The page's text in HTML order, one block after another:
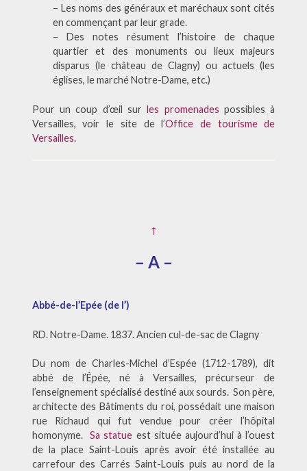
– Les noms des généraux et maréchaux sont cités
en commençant par leur grade.
– Des notes résument l’histoire de chaque
quartier et des monuments ou lieux majeurs
disparus (le château de Clagny) ou actuels (les
églises, le marché Notre-Dame, etc.)
Pour un coup d’œil surles promenades possibles à
Versailles, voir le site de l’Office de tourisme de
Versailles.
↑
– A –
Abbé-de-l’Epée (de l’)
RD. Notre-Dame. 1837. Ancien cul-de-sac de Clagny
Du nom de Charles-Michel d’Espée (1712-1789), dit
abbé de l’Épée, né à Versailles, précurseur de
l’enseignement spécialisé destiné aux sourds. Son père,
architecte des Bâtiments du roi, possédait une maison
rue Richaud qui fut vendue pour créer l’hôpital
homonyme.Sa statue est située aujourd’hui à l’ouest
de la place Saint-Louis après avoir été installée au
carrefour des Carrés Saint-Louis puis au nord de la